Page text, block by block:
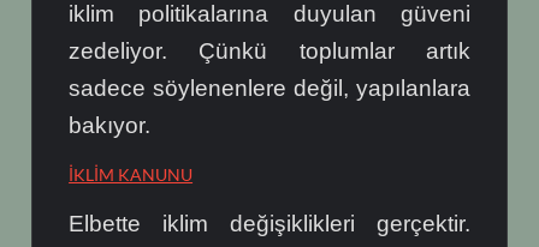
iklim politikalarına duyulan güveni
zedeliyor. Çünkü toplumlar artık
sadece söylenenlere değil, yapılanlara
bakıyor.
İKLİM KANUNU
Elbette iklim değişiklikleri gerçektir.